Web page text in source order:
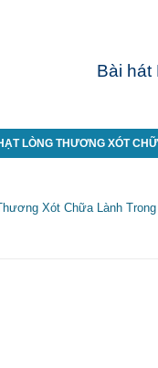
Bài hát
LÒNG THƯƠNG XÓT
Xót Chữa Lành Trong